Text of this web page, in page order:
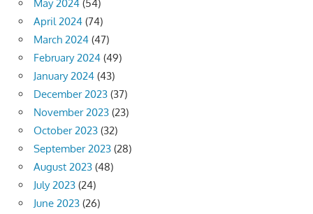
May 2024 (54)
April 2024 (74)
March 2024 (47)
February 2024 (49)
January 2024 (43)
December 2023 (37)
November 2023 (23)
October 2023 (32)
September 2023 (28)
August 2023 (48)
July 2023 (24)
June 2023 (26)